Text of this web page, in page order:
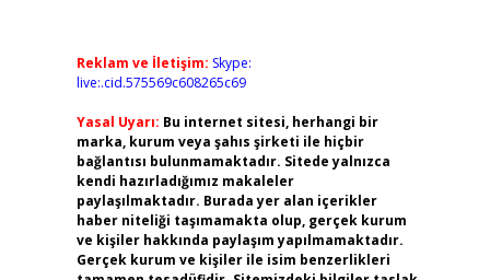
Reklam ve İletişim: Skype:
live:.cid.575569c608265c69
Yasal Uyarı: Bu internet sitesi, herhangi bir
marka, kurum veya şahıs şirketi ile hiçbir
bağlantısı bulunmamaktadır. Sitede yalnızca
kendi hazırladığımız makaleler
paylaşılmaktadır. Burada yer alan içerikler
haber niteliği taşımamakta olup, gerçek kurum
ve kişiler hakkında paylaşım yapılmamaktadır.
Gerçek kurum ve kişiler ile isim benzerlikleri